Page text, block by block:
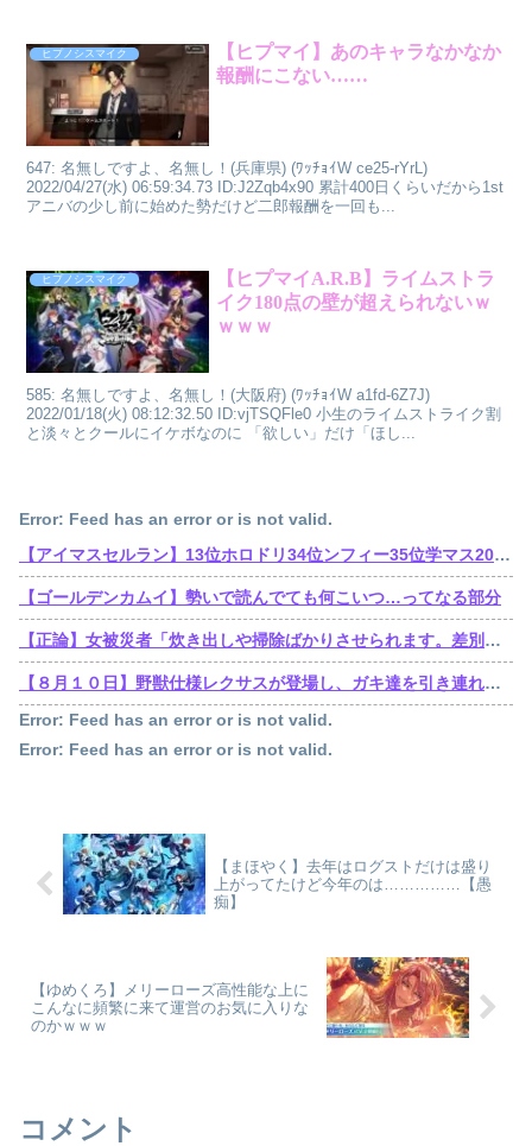
ヒプノシスマイク
【ヒプマイ】あのキャラなかなか
報酬にこない……
647: 名無しですよ、名無し！(兵庫県) (ﾜｯﾁｮｲW ce25-rYrL)
2022/04/27(水) 06:59:34.73 ID:J2Zqb4x90 累計400日くらいだから1st
アニバの少し前に始めた勢だけど二郎報酬を一回も...
ヒプノシスマイク
【ヒプマイA.R.B】ライムストラ
イク180点の壁が超えられないｗ
ｗｗｗ
585: 名無しですよ、名無し！(大阪府) (ﾜｯﾁｮｲW a1fd-6Z7J)
2022/01/18(火) 08:12:32.50 ID:vjTSQFle0 小生のライムストライク割
と淡々とクールにイケボなのに 「欲しい」だけ「ほし...
Error: Feed has an error or is not valid.
【アイマスセルラン】13位ホロドリ34位ンフィー35位学マス203位シャニソン403位アズールレーン404位ミリシタ517位デレステ
【ゴールデンカムイ】勢いで読んでても何こいつ…ってなる部分
【正論】女被災者「炊き出しや掃除ばかりさせられます。差別ですよね？」
【８月１０日】野獣仕様レクサスが登場し、ガキ達を引き連れてハーメルンの笛吹き状態となる （※動画あり）
Error: Feed has an error or is not valid.
Error: Feed has an error or is not valid.
【まほやく】去年はログストだけは盛り
上がってたけど今年のは……………【愚
痴】
【ゆめくろ】メリーローズ高性能な上に
こんなに頻繁に来て運営のお気に入りな
のかｗｗｗ
コメント